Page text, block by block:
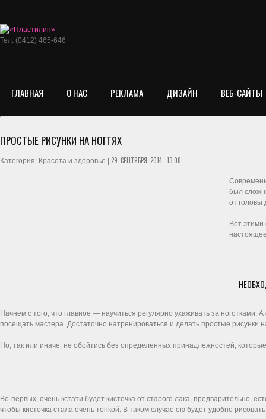
Тел: (0412) 465-646
ГЛАВНАЯ О НАС РЕКЛАМА ДИЗАЙН ВЕБ-САЙТЫ
ПРОСТЫЕ РИСУНКИ НА НОГТЯХ
Категория: Красота и здоровье | 29 СЕНТЯБРЯ 2014, 13:08
был
от головы
Вот
Начнем с того, что главное — научиться регулярно ухаживать за
посещать мастера. Достаточно натренироваться и делать простые рисунки
Но, так или иначе, не обойтись без определенных принадлежностей,
Во-первых, очень кстати будет кисточка от старого лака,
чтобы кисточка стала очень тонкой. В таком случае ею будет удобно